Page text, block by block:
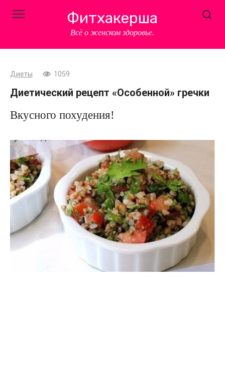
Фитхакерша
Всё о женском здоровье.
Диеты 1059
Диетический рецепт «Особенной» гречки
Вкусного похудения!